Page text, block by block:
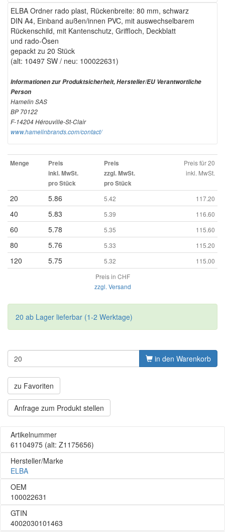
ELBA Ordner rado plast, Rückenbreite: 80 mm, schwarz
DIN A4, Einband außen/innen PVC, mit auswechselbarem
Rückenschild, mit Kantenschutz, Griffloch, Deckblatt
und rado-Ösen
gepackt zu 20 Stück
(alt: 10497 SW / neu: 100022631)
Informationen zur Produktsicherheit, Hersteller/EU Verantwortliche
Person
Hamelin SAS
BP 70122
F-14204 Hérouville-St-Clair
www.hamelinbrands.com/contact/
Menge
Preis
inkl. MwSt.
pro Stück
Preis
zzgl. MwSt.
pro Stück
Preis für 20
inkl. MwSt.
20 5.86 5.42 117.20
40 5.83 5.39 116.60
60 5.78 5.35 115.60
80 5.76 5.33 115.20
120 5.75 5.32
115.00
Preis in CHF
zzgl. Versand
20 ab Lager lieferbar (1-2 Werktage)
in den Warenkorb
zu Favoriten
Anfrage zum Produkt stellen
Artikelnummer
61104975 (alt: Z1175656)
Hersteller/Marke
ELBA
OEM
100022631
GTIN
4002030101463